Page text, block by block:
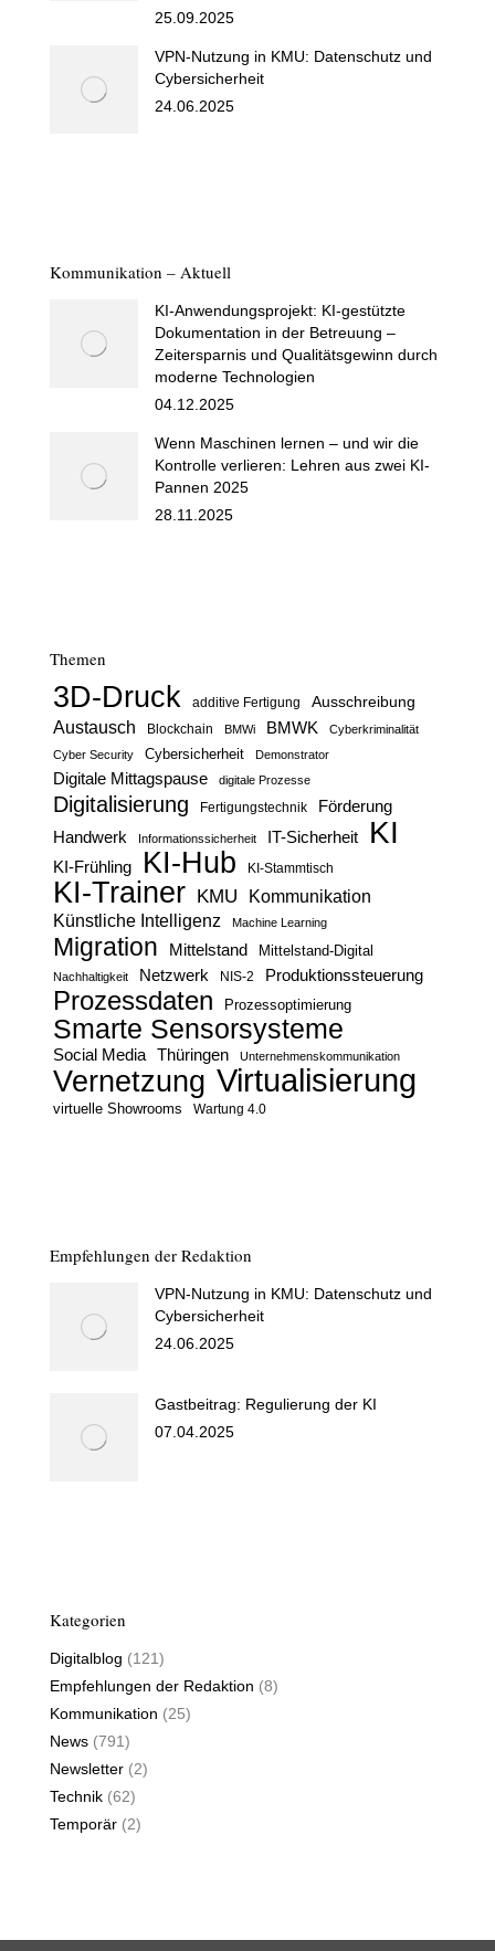
25.09.2025
VPN-Nutzung in KMU: Datenschutz und
Cybersicherheit
24.06.2025
Kommunikation – Aktuell
KI-Anwendungsprojekt: KI-gestützte
Dokumentation in der Betreuung –
Zeitersparnis und Qualitätsgewinn durch
moderne Technologien
04.12.2025
Wenn Maschinen lernen – und wir die
Kontrolle verlieren: Lehren aus zwei KI-
Pannen 2025
28.11.2025
Themen
3D-Druck additive Fertigung Ausschreibung
Austausch Blockchain BMWi BMWK
Cyberkriminalität
Cyber Security
Cybersicherheit Demonstrator
Digitale Mittagspause digitale Prozesse
Digitalisierung Fertigungstechnik Förderung
Handwerk Informationssicherheit IT-Sicherheit KI
KI-Frühling KI-Hub KI-Stammtisch
KI-Trainer KMU
Kommunikation
Künstliche Intelligenz
Machine Learning
Migration Mittelstand Mittelstand-Digital
Nachhaltigkeit Netzwerk NIS-2 Produktionssteuerung
Prozessdaten Prozessoptimierung
Smarte Sensorsysteme
Social Media Thüringen Unternehmenskommunikation
Vernetzung Virtualisierung
virtuelle Showrooms Wartung 4.0
Empfehlungen der Redaktion
VPN-Nutzung in KMU: Datenschutz und
Cybersicherheit
24.06.2025
Gastbeitrag: Regulierung der KI
07.04.2025
Kategorien
Digitalblog (121)
Empfehlungen der Redaktion (8)
Kommunikation (25)
News (791)
Newsletter (2)
Technik (62)
Temporär (2)